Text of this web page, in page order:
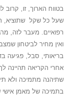
בטווח הארוך, זו, קרוב
שעל כל שקל שתוציא,
רפואיים. מעבר לזה,
ואין מחיר לביטחון
בריאותי, סבל, פגיעה
אחרי הקריאה תהיינה
שתיהנה מתמיכה ולא
בתמיכה של מאמן אישי